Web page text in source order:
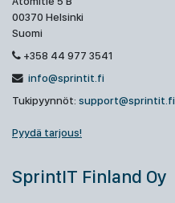
00370 Helsinki
Suomi
+358 44 977 3541
info@sprintit.fi
Tukipyynnöt: support@sprintit.fi
Pyydä tarjous!
SprintIT Finland Oy